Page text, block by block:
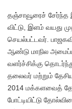
தஞ்சாவூரைச்
விட்டு, இளம் வயது
செயல்பட்டவர்.
ஆண்டு மாநில
வளர்ச்சிக்கு
தலைவர் மற்றும்
2014 மக்களவைத்
போட்டியிட்டு